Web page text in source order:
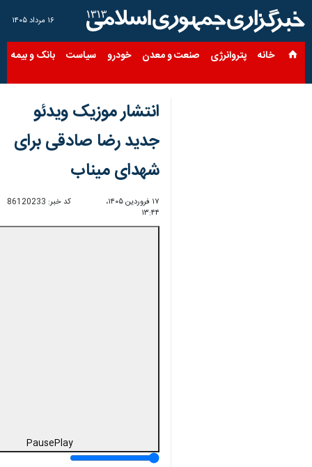
۱۶ مرداد ۱۴۰۵
خانه پتروانرژی صنعت و معدن خودرو سیاست بانک و بیمه
انتشار موزیک ویدئو
جدید رضا صادقی برای
شهدای میناب
۱۷ فروردین ۱۴۰۵،
۱۳:۴۴
کد خبر: 86120233
PausePlay